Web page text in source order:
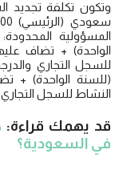
الواحدة) + تضاف
(للسنة الواحدة) +
النشاط للسجل
قد يهمك قراءة:
في السعودية؟